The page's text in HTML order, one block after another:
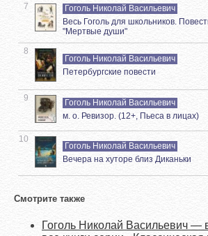
7
Гоголь Николай Васильевич
Весь Гоголь для школьников.
"Мертвые души"
8
Гоголь Николай Васильевич
Петербургские повести
9
Гоголь Николай Васильевич
м. о. Ревизор. (12+, Пьеса в лицах)
10
Гоголь Николай Васильевич
Вечера на хуторе близ Диканьки
Смотрите также
Гоголь Николай Васильевич —